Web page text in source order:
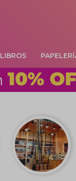
LIBROS